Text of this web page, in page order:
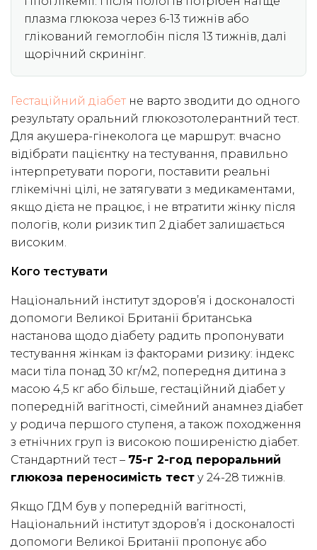
плазма глюкоза через 6-13 тижнів або
глікований гемоглобін після 13 тижнів, далі
щорічний скринінг.
Гестаційний діабет не варто зводити до одного
результату оральний глюкозотолерантний тест.
Для акушера-гінеколога це маршрут: вчасно
відібрати пацієнтку на тестування, правильно
інтерпретувати пороги, поставити реальні
глікемічні цілі, не затягувати з медикаментами,
якщо дієта не працює, і не втратити жінку після
пологів, коли ризик тип 2 діабет залишається
високим.
Кого тестувати
Національний інститут здоров’я і досконалості
допомоги Великої Британії британська
настанова щодо діабету радить пропонувати
тестування жінкам із факторами ризику: індекс
маси тіла понад 30 кг/м2, попередня дитина з
масою 4,5 кг або більше, гестаційний діабет у
попередній вагітності, сімейний анамнез діабет
у родича першого ступеня, а також походження
з етнічних груп із високою поширеністю діабет.
Стандартний тест – 75-г 2-год пероральний
глюкоза переносимість тест у 24-28 тижнів.
Якщо ГДМ був у попередній вагітності,
Національний інститут здоров’я і досконалості
допомоги Великої Британії пропонує або